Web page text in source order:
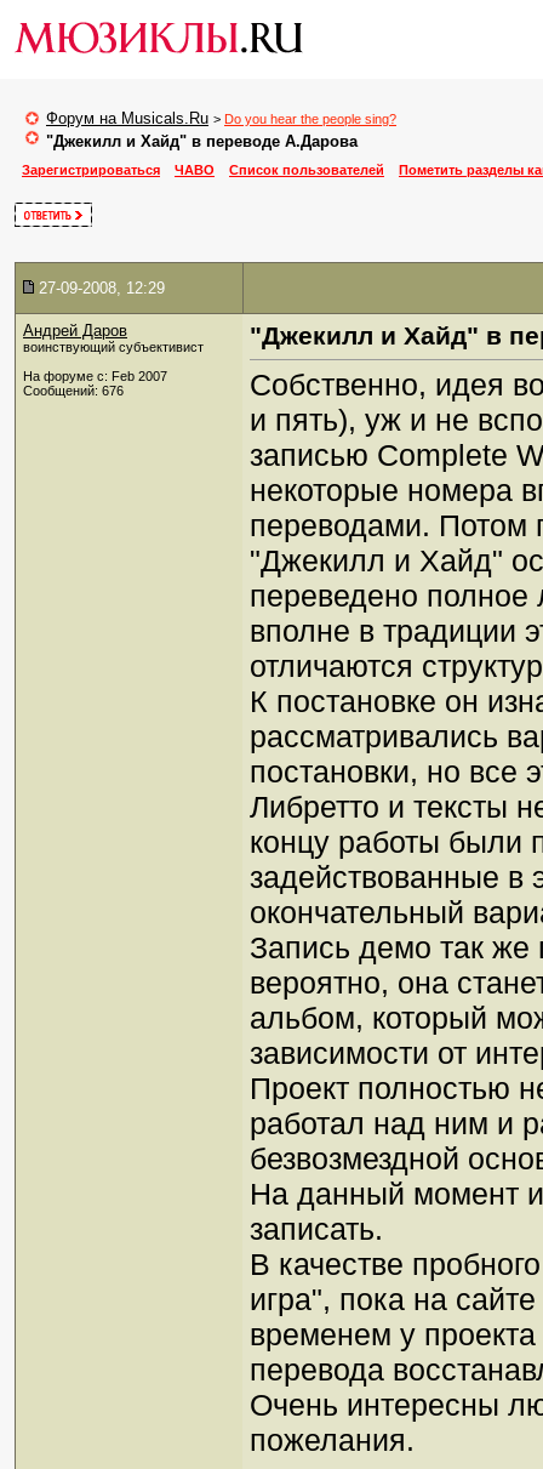
Форум на Musicals.Ru > Do you hear the people sing?
"Джекилл и Хайд" в переводе А.Дарова
Зарегистрироваться ЧАВО Список пользователей Пометить разделы
27-09-2008, 12:29
Андрей Даров
воинствующий субъективист
На форуме с: Feb 2007
Сообщений: 676
"Джекилл и Хайд" в
Собственно, идея
и пять), уж и не
записью Complete
некоторые номера
переводами. Потом
"Джекилл и Хайд"
переведено полное
вполне в традиции
отличаются
К постановке он
рассматривались
постановки, но все
Либретто и тексты
концу работы были
задействованные в
окончательный
Запись демо так же
вероятно, она
альбом, который
зависимости от
Проект полностью
работал над ним и
безвозмездной
На данный момент
записать.
В качестве
игра", пока на
временем у
перевода
Очень интересны
пожелания.